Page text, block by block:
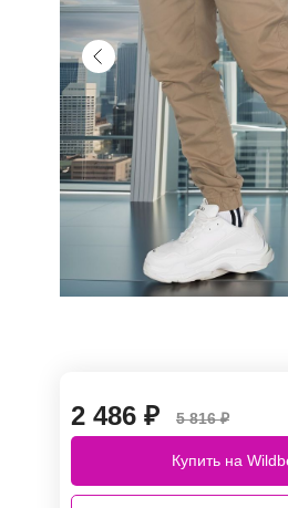
2 486 ₽ 5 816 ₽
Купить на